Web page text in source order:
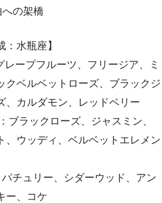
への架橋
：水瓶座】
レープフルーツ、フリージア、ミ
クベルベットローズ、ブラックジ
、カルダモン、レッドベリー
ブラックローズ、ジャスミン、
、ウッディ、ベルベットエレメン
チュリー、シダーウッド、アン
ー、コケ